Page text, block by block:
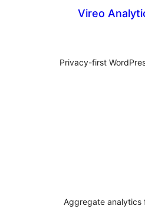
Vireo
Privacy-first
Aggregate analytics